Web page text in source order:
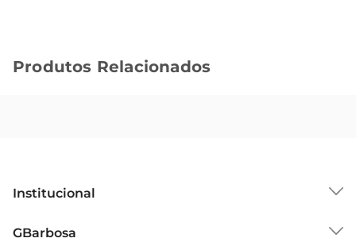
Qualidade e Procedência
fresco e saboroso. Ao escolher este corte, você
tradições culinárias e valoriza a cultura alimentar
Produtos Relacionados
Institucional
GBarbosa